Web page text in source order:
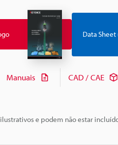
e podem não estar
Data Sheet
Manuais CAD / CAE